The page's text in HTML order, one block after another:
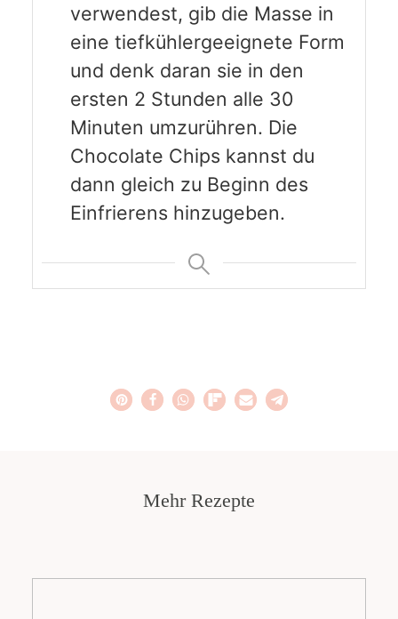
verwendest, gib die Masse in
eine tiefkühlergeeignete Form
und denk daran sie in den
ersten 2 Stunden alle 30
Minuten umzurühren. Die
Chocolate Chips kannst du
dann gleich zu Beginn des
Einfrierens hinzugeben.
Mehr Rezepte